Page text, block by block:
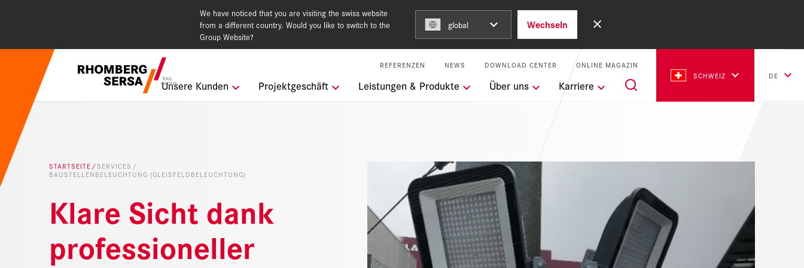
We have noticed that you are visiting the swiss website
from a different country. Would you like to switch to the
Group Website?
global Wechseln
REFERENZEN NEWS DOWNLOAD CENTER ONLINE MAGAZIN
Unsere Kunden Projektgeschäft Leistungen & Produkte Über uns Karriere
SCHWEIZ DE
Suchempfehlungen
STARTSEITE SERVICES
BAUSTELLENBELEUCHTUNG (GLEISFELDBELEUCHTUNG)
Klare Sicht dank
professioneller